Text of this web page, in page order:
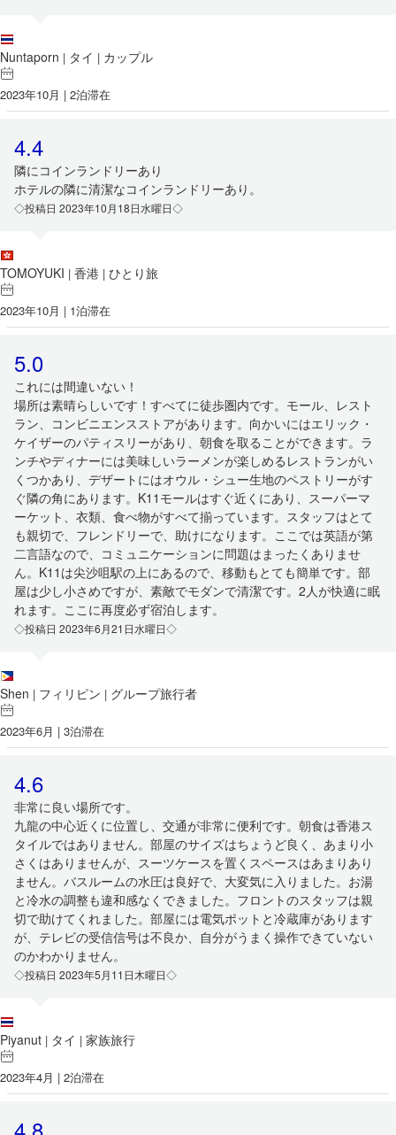
Nuntaporn | タイ | カップル
2023年10月 | 2泊滞在
4.4
隣にコインランドリーあり
ホテルの隣に清潔なコインランドリーあり。
◇投稿日 2023年10月18日水曜日◇
TOMOYUKI | 香港 | ひとり旅
2023年10月 | 1泊滞在
5.0
これには間違いない！
場所は素晴らしいです！すべてに徒歩圏内です。モール、レスト
ラン、コンビニエンスストアがあります。向かいにはエリック・
ケイザーのパティスリーがあり、朝食を取ることができます。ラ
ンチやディナーには美味しいラーメンが楽しめるレストランがい
くつかあり、デザートにはオウル・シュー生地のペストリーがす
ぐ隣の角にあります。K11モールはすぐ近くにあり、スーパーマ
ーケット、衣類、食べ物がすべて揃っています。スタッフはとて
も親切で、フレンドリーで、助けになります。ここでは英語が第
二言語なので、コミュニケーションに問題はまったくありませ
ん。K11は尖沙咀駅の上にあるので、移動もとても簡単です。部
屋は少し小さめですが、素敵でモダンで清潔です。2人が快適に眠
れます。ここに再度必ず宿泊します。
◇投稿日 2023年6月21日水曜日◇
Shen | フィリピン | グループ旅行者
2023年6月 | 3泊滞在
4.6
非常に良い場所です。
九龍の中心近くに位置し、交通が非常に便利です。朝食は香港ス
タイルではありません。部屋のサイズはちょうど良く、あまり小
さくはありませんが、スーツケースを置くスペースはあまりあり
ません。バスルームの水圧は良好で、大変気に入りました。お湯
と冷水の調整も違和感なくできました。フロントのスタッフは親
切で助けてくれました。部屋には電気ポットと冷蔵庫があります
が、テレビの受信信号は不良か、自分がうまく操作できていない
のかわかりません。
◇投稿日 2023年5月11日木曜日◇
Piyanut | タイ | 家族旅行
2023年4月 | 2泊滞在